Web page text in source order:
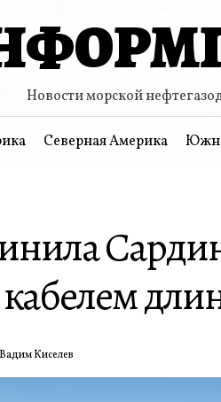
Новости морской
Северная Америка
Вадим Киселев